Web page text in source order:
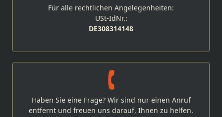
Für alle rechtlichen Angelegenheiten:
USt-IdNr.:
DE308314148
Haben Sie eine Frage? Wir sind nur einen Anruf
entfernt und freuen uns darauf, Ihnen zu helfen.